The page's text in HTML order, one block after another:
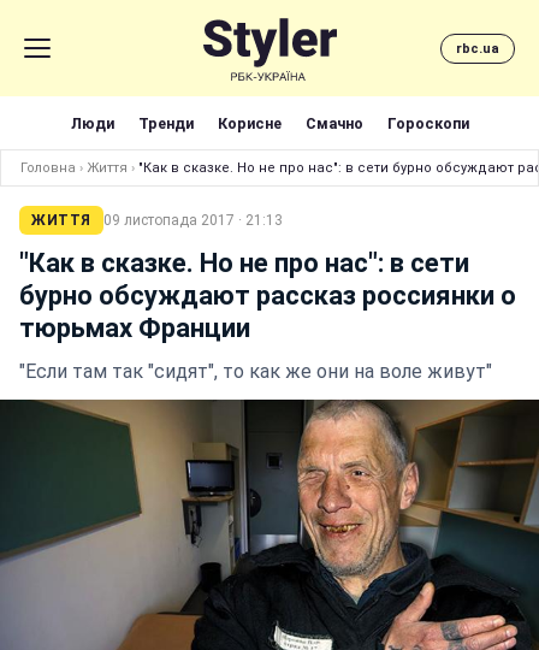
rbc.ua
Люди Тренди Корисне Смачно Гороскопи
Головна › Життя › "Как в сказке. Но не про нас": в сети бурно обсуждают
ЖИТТЯ 09 листопада 2017 · 21:13
"Как в сказке. Но не про нас": в сети
бурно обсуждают рассказ россиянки о
тюрьмах Франции
"Если там так "сидят", то как же они на воле живут"